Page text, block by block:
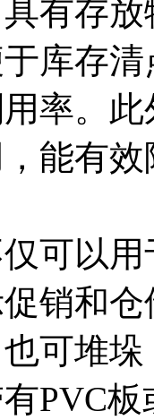
有存
库存
率。
能有
可以
销和
可堆
PVC